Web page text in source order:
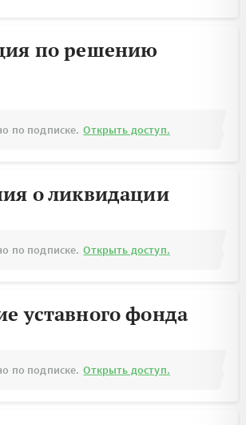
по решению
по подписке. Открыть доступ.
о ликвидации
по подписке. Открыть доступ.
уставного фонда
по подписке. Открыть доступ.